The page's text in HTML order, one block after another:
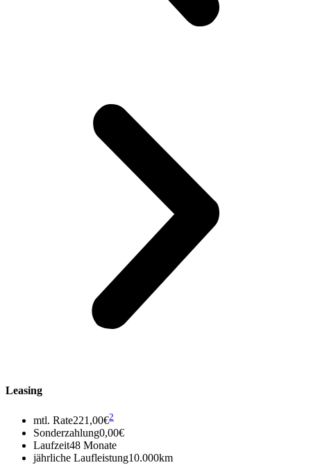
Leasing
mtl. Rate221,00€2
Sonderzahlung0,00€
Laufzeit48 Monate
jährliche Laufleistung10.000km